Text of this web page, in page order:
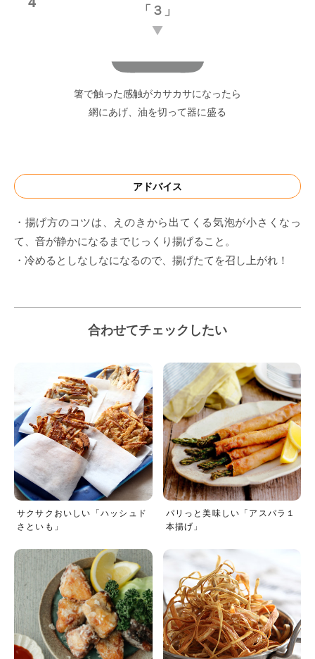
「３」
箸で触った感触がカサカサになったら
網にあげ、油を切って器に盛る
アドバイス
・揚げ方のコツは、えのきから出てくる気泡が小さくなっ
て、音が静かになるまでじっくり揚げること。
・冷めるとしなしなになるので、揚げたてを召し上がれ！
合わせてチェックしたい
サクサクおいしい「ハッシュド
さといも」
パリっと美味しい「アスパラ１
本揚げ」